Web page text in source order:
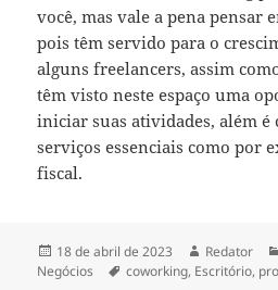
você, mas vale a pena pensar
pois têm servido para o
alguns freelancers, assim
têm visto neste espaço uma
iniciar suas atividades, além é
serviços essenciais como por
fiscal.
Publicado
em
18 de abril de 2023 Autor
Redator
Negócios
Tags
coworking, Escritório,